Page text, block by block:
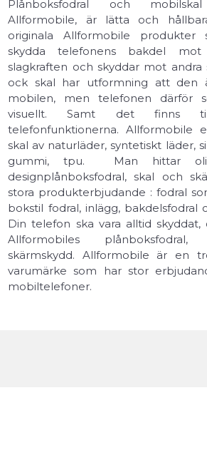
Plånboksfodral och
Allformobile, är lätta och
originala Allformobile
skydda telefonens bakdel mot
slagkraften och skyddar mot andra
ock skal har utformning att den
mobilen, men telefonen därför
visuellt. Samt det finns
telefonfunktionerna. Allformobile
skal av naturläder, syntetiskt läder,
gummi, tpu. Man hittar
designplånboksfodral, skal och
stora produkterbjudande : fodral
bokstil fodral, inlägg, bakdelsfodral
Din telefon ska vara alltid
Allformobiles
skärmskydd. Allformobile är en
varumärke som har stor
mobiltelefoner.